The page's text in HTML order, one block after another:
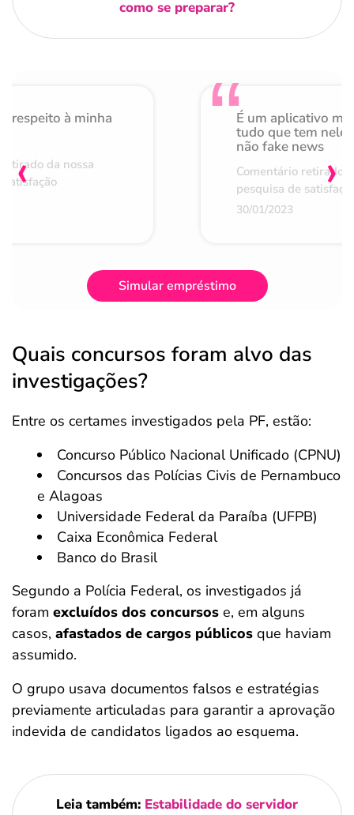
como se preparar?
respeito à minha
da nossa
É um aplicativo
tudo que tem nele
não fake news
Comentário retirado
pesquisa de
30/01/2023
‹ ›
Simular empréstimo
Quais concursos foram alvo das
investigações?
Entre os certames investigados pela PF, estão:
Concurso Público Nacional Unificado (CPNU)
Concursos das Polícias Civis de Pernambuco
e Alagoas
Universidade Federal da Paraíba (UFPB)
Caixa Econômica Federal
Banco do Brasil
Segundo a Polícia Federal, os investigados já
foram excluídos dos concursos e, em alguns
casos, afastados de cargos públicos que haviam
assumido.
O grupo usava documentos falsos e estratégias
previamente articuladas para garantir a aprovação
indevida de candidatos ligados ao esquema.
Leia também: Estabilidade do servidor